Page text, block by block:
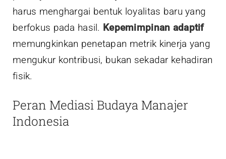
harus menghargai bentuk loyalitas baru yang
berfokus pada hasil. Kepemimpinan adaptif
memungkinkan penetapan metrik kinerja yang
mengukur kontribusi, bukan sekadar kehadiran
fisik.
Peran Mediasi Budaya Manajer
Indonesia